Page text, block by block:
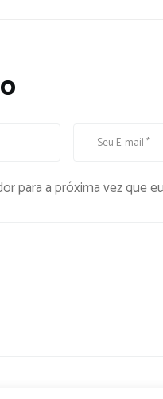
para a próxima vez que